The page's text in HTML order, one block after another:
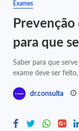
Exames
para que
Saber para que
exame deve ser
dr.consulta